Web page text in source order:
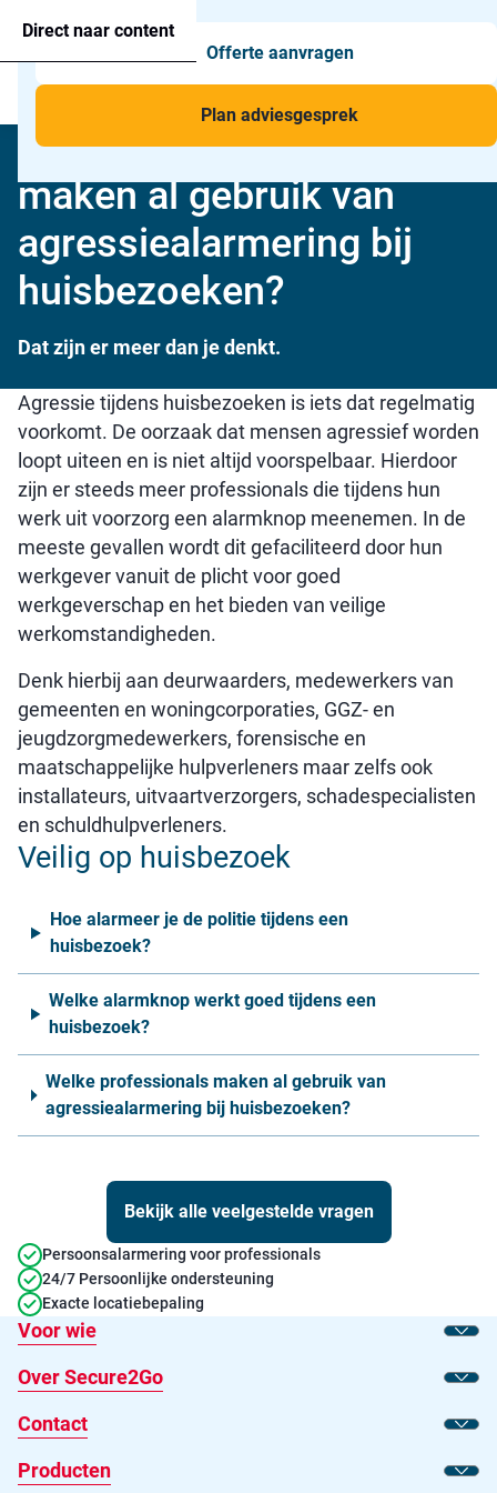
Direct naar content
Menu
Agressie alarmering
Man-down & BHV Alarmering
Voor wie
Toepassingen
Offerte aanvragen
Plan adviesgesprek
Welke professionals
maken al gebruik van
agressiealarmering bij
huisbezoeken?
Dat zijn er meer dan je denkt.
Agressie tijdens huisbezoeken is iets dat regelmatig
voorkomt. De oorzaak dat mensen agressief worden
loopt uiteen en is niet altijd voorspelbaar. Hierdoor
zijn er steeds meer professionals die tijdens hun
werk uit voorzorg een alarmknop meenemen. In de
meeste gevallen wordt dit gefaciliteerd door hun
werkgever vanuit de plicht voor goed
werkgeverschap en het bieden van veilige
werkomstandigheden.
Denk hierbij aan deurwaarders, medewerkers van
gemeenten en woningcorporaties, GGZ- en
jeugdzorgmedewerkers, forensische en
maatschappelijke hulpverleners maar zelfs ook
installateurs, uitvaartverzorgers, schadespecialisten
en schuldhulpverleners.
Veilig op huisbezoek
Hoe alarmeer je de politie tijdens een
huisbezoek?
Welke alarmknop werkt goed tijdens een
huisbezoek?
Welke professionals maken al gebruik van
agressiealarmering bij huisbezoeken?
Bekijk alle veelgestelde vragen
Persoonsalarmering voor professionals
24/7 Persoonlijke ondersteuning
Exacte locatiebepaling
Voor wie
Toon
Over Secure2Go
Toon
Contact
Toon
Producten
Toon